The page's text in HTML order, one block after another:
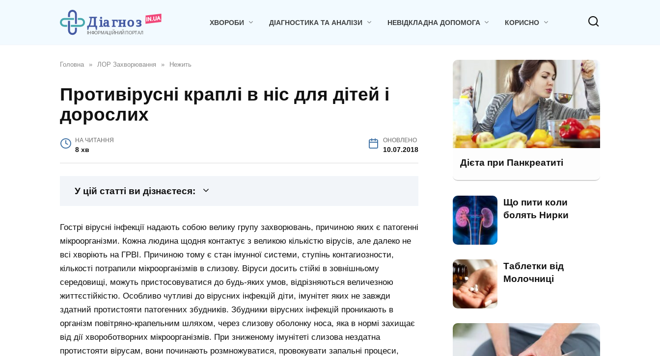
ХВОРОБИ ДІАГНОСТИКА ТА АНАЛІЗИ НЕВІДКЛАДНА ДОПОМОГА КОРИСНО
Головна » ЛОР Захворювання » Нежить
Противірусні краплі в ніс для дітей і
дорослих
НА ЧИТАННЯ
8 хв
ОНОВЛЕНО
10.07.2018
У цій статті ви дізнаєтеся:
Гострі вірусні інфекції надають собою велику групу захворювань, причиною яких є патогенні
мікроорганізми. Кожна людина щодня контактує з великою кількістю вірусів, але далеко не
всі хворіють на ГРВІ. Причиною тому є стан імунної системи, ступінь контагиозности,
кількості потрапили мікроорганізмів в слизову. Віруси досить стійкі в зовнішньому
середовищі, можуть пристосовуватися до будь-яких умов, відрізняються величезною
життєстійкістю. Особливо чутливі до вірусних інфекцій діти, імунітет яких не завжди
здатний протистояти патогенних збудників. Збудники вірусних інфекцій проникають в
організм повітряно-крапельним шляхом, через слизову оболонку носа, яка в нормі захищає
від дії хвороботворних мікроорганізмів. При зниженому імунітеті слизова нездатна
протистояти вірусам, вони починають розмножуватися, провокувати запальні процеси,
Дієта при Панкреатиті
Що пити коли
болять Нирки
Таблетки від
Молочниці